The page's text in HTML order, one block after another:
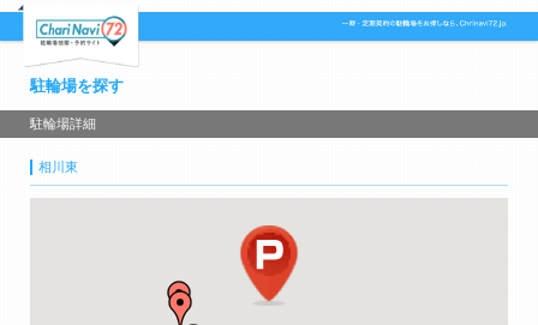
駐輪場を探す
駐輪場詳細
相川東